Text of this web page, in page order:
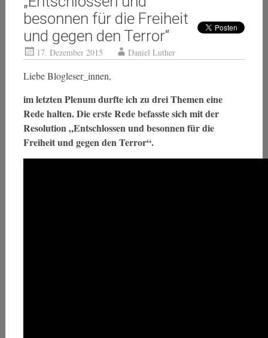
besonnen für die Freiheit
und gegen den Terror“
17. Dezember 2015 Daniel Luther
Liebe Blogleser_innen,
im letzten Plenum durfte ich zu drei Themen eine
Rede halten. Die erste Rede befasste sich mit der
Resolution „Entschlossen und besonnen für die
Freiheit und gegen den Terror“.